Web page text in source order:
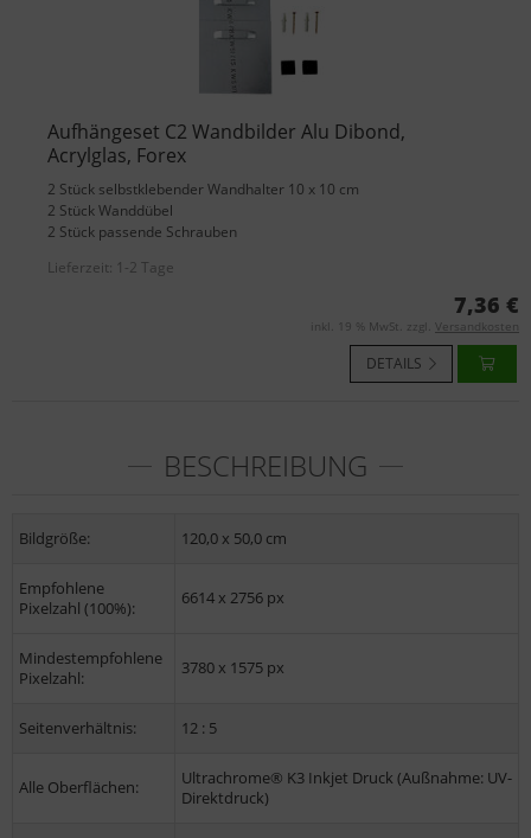
Aufhängeset C2 Wandbilder Alu Dibond,
Acrylglas, Forex
2 Stück selbstklebender Wandhalter 10 x 10 cm
2 Stück Wanddübel
2 Stück passende Schrauben
Lieferzeit: 1-2 Tage
7,36 €
inkl. 19 % MwSt. zzgl. Versandkosten
DETAILS
BESCHREIBUNG
Bildgröße: 120,0 x 50,0 cm
Empfohlene
Pixelzahl (100%):
6614 x 2756 px
Mindestempfohlene
Pixelzahl:
3780 x 1575 px
Seitenverhältnis: 12 : 5
Alle Oberflächen:
Ultrachrome® K3 Inkjet Druck (Außnahme: UV-
Direktdruck)